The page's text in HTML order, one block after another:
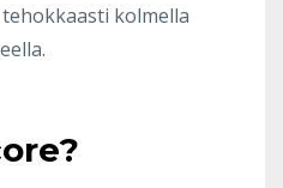
kolmella